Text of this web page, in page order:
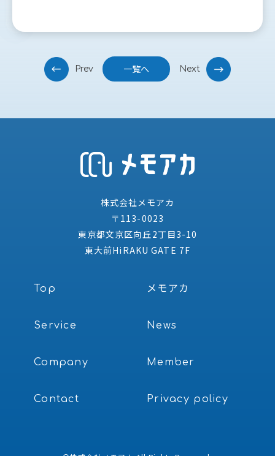
ゲ
Prev 一覧へ Next
株式会社メモアカ
〒113-0023
東京都文京区向丘2丁目3-10
東大前HiRAKU GATE 7F
Top メモアカ
Service News
Company Member
Contact Privacy policy